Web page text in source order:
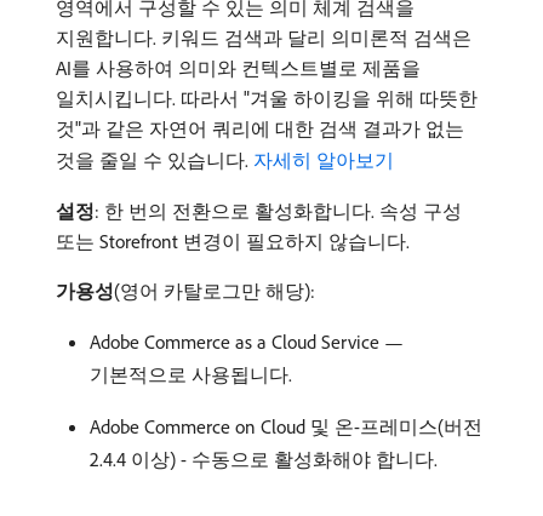
영역에서 구성할 수 있는 의미 체계 검색을
지원합니다. 키워드 검색과 달리 의미론적 검색은
AI를 사용하여 의미와 컨텍스트별로 제품을
일치시킵니다. 따라서 "겨울 하이킹을 위해 따뜻한
것"과 같은 자연어 쿼리에 대한 검색 결과가 없는
것을 줄일 수 있습니다. 자세히 알아보기
설정: 한 번의 전환으로 활성화합니다. 속성 구성
또는 Storefront 변경이 필요하지 않습니다.
가용성(영어 카탈로그만 해당):
Adobe Commerce as a Cloud Service —
기본적으로 사용됩니다.
Adobe Commerce on Cloud 및 온-프레미스(버전
2.4.4 이상) - 수동으로 활성화해야 합니다.